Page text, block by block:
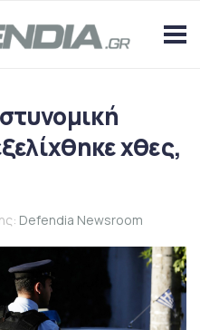
χθες,
Defendia Newsroom